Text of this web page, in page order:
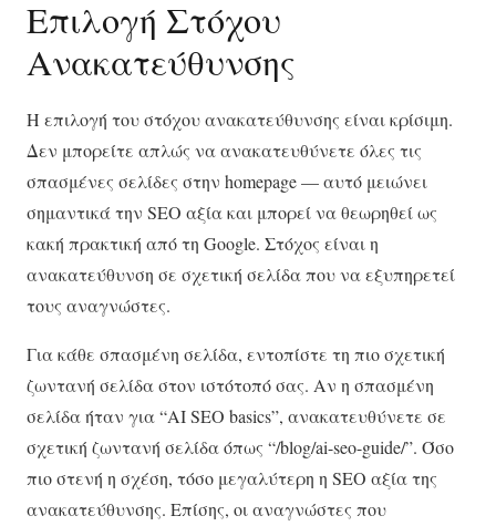
Επιλογή Στόχου
Ανακατεύθυνσης
Η επιλογή του στόχου ανακατεύθυνσης είναι κρίσιμη.
Δεν μπορείτε απλώς να ανακατευθύνετε όλες τις
σπασμένες σελίδες στην homepage — αυτό μειώνει
σημαντικά την SEO αξία και μπορεί να θεωρηθεί ως
κακή πρακτική από τη Google. Στόχος είναι η
ανακατεύθυνση σε σχετική σελίδα που να εξυπηρετεί
τους αναγνώστες.
Για κάθε σπασμένη σελίδα, εντοπίστε τη πιο σχετική
ζωντανή σελίδα στον ιστότοπό σας. Αν η σπασμένη
σελίδα ήταν για “AI SEO basics”, ανακατευθύνετε σε
σχετική ζωντανή σελίδα όπως “/blog/ai-seo-guide/”. Όσο
πιο στενή η σχέση, τόσο μεγαλύτερη η SEO αξία της
ανακατεύθυνσης. Επίσης, οι αναγνώστες που